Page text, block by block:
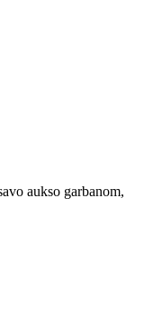
aukso garbanom,